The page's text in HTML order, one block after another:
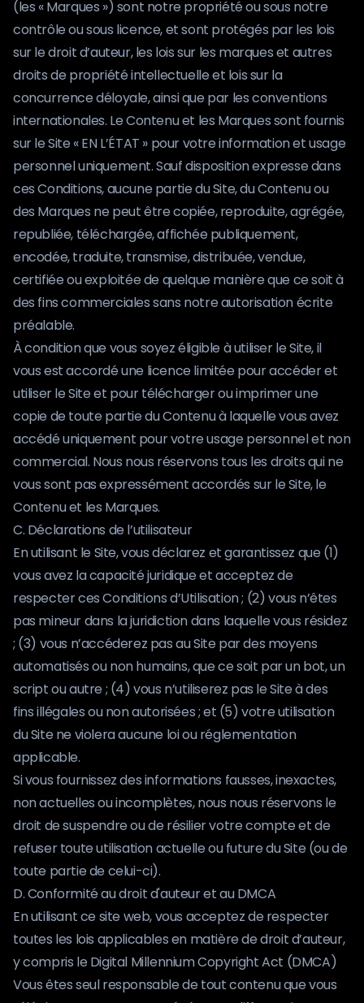
(les « Marques ») sont notre propriété ou sous notre
contrôle ou sous licence, et sont protégés par les lois
sur le droit d’auteur, les lois sur les marques et autres
droits de propriété intellectuelle et lois sur la
concurrence déloyale, ainsi que par les conventions
internationales. Le Contenu et les Marques sont fournis
sur le Site « EN L’ÉTAT » pour votre information et usage
personnel uniquement. Sauf disposition expresse dans
ces Conditions, aucune partie du Site, du Contenu ou
des Marques ne peut être copiée, reproduite, agrégée,
republiée, téléchargée, affichée publiquement,
encodée, traduite, transmise, distribuée, vendue,
certifiée ou exploitée de quelque manière que ce soit à
des fins commerciales sans notre autorisation écrite
préalable.
À condition que vous soyez éligible à utiliser le Site, il
vous est accordé une licence limitée pour accéder et
utiliser le Site et pour télécharger ou imprimer une
copie de toute partie du Contenu à laquelle vous avez
accédé uniquement pour votre usage personnel et non
commercial. Nous nous réservons tous les droits qui ne
vous sont pas expressément accordés sur le Site, le
Contenu et les Marques.
C. Déclarations de l’utilisateur
En utilisant le Site, vous déclarez et garantissez que (1)
vous avez la capacité juridique et acceptez de
respecter ces Conditions d’Utilisation ; (2) vous n’êtes
pas mineur dans la juridiction dans laquelle vous résidez
; (3) vous n’accéderez pas au Site par des moyens
automatisés ou non humains, que ce soit par un bot, un
script ou autre ; (4) vous n’utiliserez pas le Site à des
fins illégales ou non autorisées ; et (5) votre utilisation
du Site ne violera aucune loi ou réglementation
applicable.
Si vous fournissez des informations fausses, inexactes,
non actuelles ou incomplètes, nous nous réservons le
droit de suspendre ou de résilier votre compte et de
refuser toute utilisation actuelle ou future du Site (ou de
toute partie de celui-ci).
D. Conformité au droit d'auteur et au DMCA
En utilisant ce site web, vous acceptez de respecter
toutes les lois applicables en matière de droit d’auteur,
y compris le Digital Millennium Copyright Act (DMCA)
Vous êtes seul responsable de tout contenu que vous